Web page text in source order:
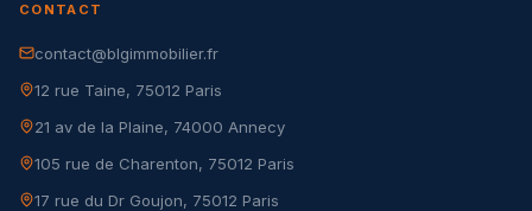
CONTACT
contact@blgimmobilier.fr
12 rue Taine, 75012 Paris
21 av de la Plaine, 74000 Annecy
105 rue de Charenton, 75012 Paris
17 rue du Dr Goujon, 75012 Paris